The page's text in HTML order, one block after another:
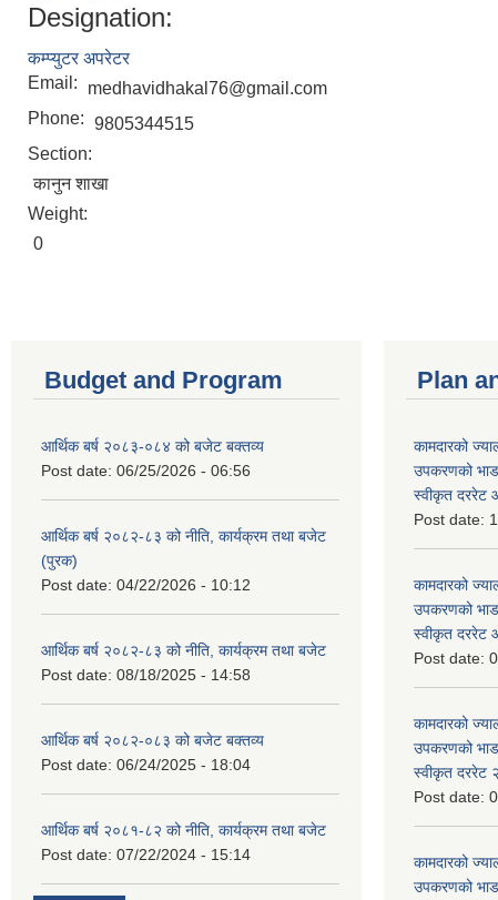
Designation:
कम्प्युटर अपरेटर
Email:
medhavidhakal76@gmail.com
Phone: 9805344515
Section:
कानुन शाखा
Weight:
0
Budget and Program
आर्थिक बर्ष २०८३-०८४ को बजेट बक्तव्य
Post date: 06/25/2026 - 06:56
आर्थिक बर्ष २०८२-८३ को नीति, कार्यक्रम तथा बजेट
(पुरक)
Post date: 04/22/2026 - 10:12
आर्थिक बर्ष २०८२-८३ को नीति, कार्यक्रम तथा बजेट
Post date: 08/18/2025 - 14:58
आर्थिक बर्ष २०८२-०८३ को बजेट बक्तव्य
Post date: 06/24/2025 - 18:04
आर्थिक बर्ष २०८१-८२ को नीति, कार्यक्रम तथा बजेट
Post date: 07/22/2024 - 15:14
Plan
कामदारको
उपकरणको
स्वीकृत
Post date:
कामदारको
उपकरणको
स्वीकृत
Post date:
कामदारको
उपकरणको
स्वीकृत दररेट
Post date:
कामदारको
उपकरणको